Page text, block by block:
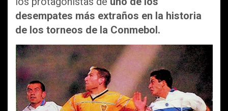
desempates más extraños en la historia
de los torneos de la Conmebol.